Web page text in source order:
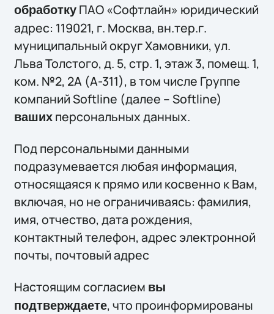
обработку ПАО «Софтлайн» юридический
адрес: 119021, г. Москва, вн.тер.г.
муниципальный округ Хамовники, ул.
Льва Толстого, д. 5, стр. 1, этаж 3, помещ. 1,
ком. №2, 2А (А-311), в том числе Группе
компаний Softline (далее – Softline)
ваших персональных данных.
Под персональными данными
подразумевается любая информация,
относящаяся к прямо или косвенно к Вам,
включая, но не ограничиваясь: фамилия,
имя, отчество, дата рождения,
контактный телефон, адрес электронной
почты, почтовый адрес
Настоящим согласием вы
подтверждаете, что проинформированы